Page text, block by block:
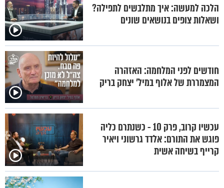
הלכה למעשה: איך מתלבשים לתפילה?
ושאלות צופים בנושאים שונים
חודשים לפני המלחמה: האזהרה
המצמררת של אלוף במיל' יצחק בריק
עכשיו קרוב, פרק 10 - כשנתרם כליה
פוגש את התורם: אלדד גרשוני ויאיר
קרייף בשיחה אשית